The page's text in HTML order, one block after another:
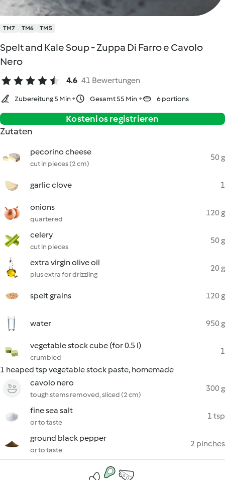
TM7 TM6 TM5
Spelt and Kale Soup - Zuppa Di Farro e Cavolo
Nero
4.6 41 Bewertungen
Zubereitung 5 Min Gesamt 55 Min 6 portions
Kostenlos registrieren
Zutaten
pecorino cheese
cut in pieces (2 cm)
50 g
garlic clove 1
onions
quartered
120 g
celery
cut in pieces
50 g
extra virgin olive oil
plus extra for drizzling
20 g
spelt grains 120 g
water 950 g
vegetable stock cube (for 0.5 l)
crumbled
1
1 heaped tsp vegetable stock paste, homemade
cavolo nero
tough stems removed, sliced (2 cm)
300 g
fine sea salt
or to taste
1 tsp
ground black pepper
or to taste
2 pinches